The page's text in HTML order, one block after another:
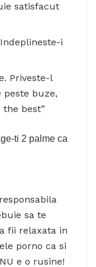
satisfacut
i
Priveste-l
buze,
the best”
ti 2 palme ca
sa te
fii relaxata in
porno ca si
e o rusine!